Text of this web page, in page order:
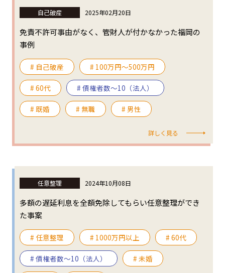
自己破産 2025年02月20日
免責不許可事由がなく、管財人が付かなかった福岡の
事例
# 自己破産 # 100万円〜500万円
# 60代 # 債権者数～10（法人）
# 既婚 # 無職 # 男性
詳しく見る
任意整理 2024年10月08日
多額の遅延利息を全額免除してもらい任意整理ができ
た事案
# 任意整理 # 1000万円以上 # 60代
# 債権者数～10（法人） # 未婚